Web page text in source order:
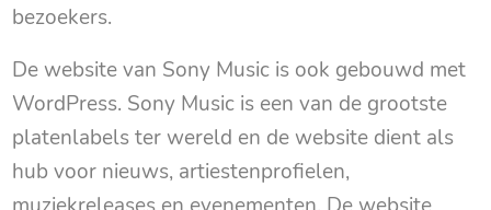
bezoekers.
De website van Sony Music is ook gebouwd met
WordPress. Sony Music is een van de grootste
platenlabels ter wereld en de website dient als
hub voor nieuws, artiestenprofielen,